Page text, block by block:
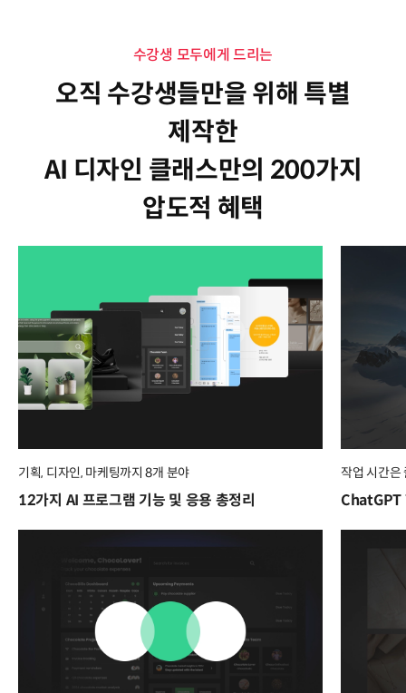
수강생 모두에게 드리는
오직 수강생들만을 위해 특별
제작한
AI 디자인 클래스만의 200가지
압도적 혜택
기획, 디자인, 마케팅까지 8개 분야
12가지 AI 프로그램 기능 및 응용 총정리
작업 시간은
ChatGPT